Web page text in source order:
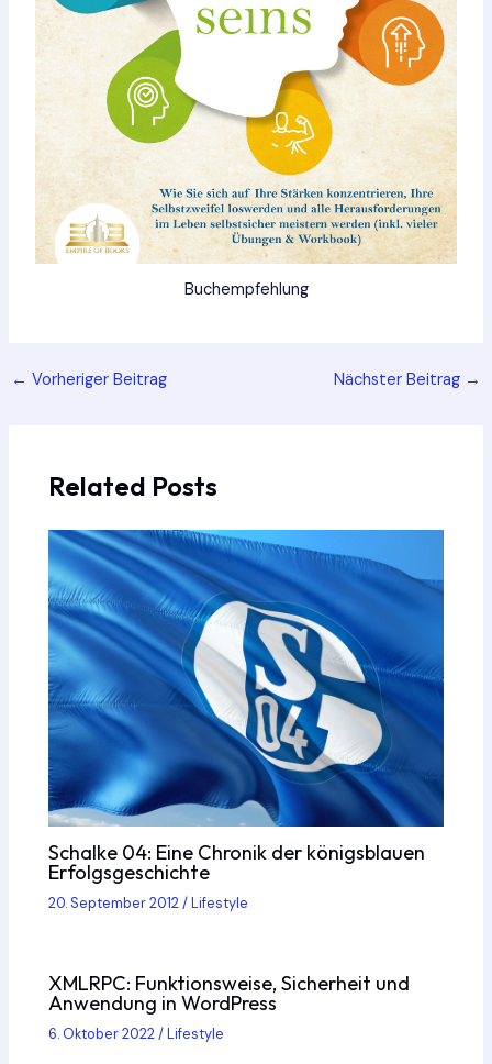
Buchempfehlung
Post
← Vorheriger Beitrag Nächster Beitrag →
Related Posts
Schalke 04: Eine Chronik der königsblauen
Erfolgsgeschichte
20. September 2012/Lifestyle
XMLRPC: Funktionsweise, Sicherheit und
Anwendung in WordPress
6. Oktober 2022/Lifestyle